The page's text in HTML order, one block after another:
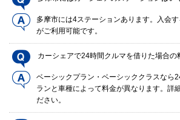
多摩市には4ステーションあります。入会
がご利用可能です。
カーシェアで24時間クルマを借りた場合の
ベーシックプラン・ベーシッククラスなら
ランと車種によって料金が異なります。詳
ださい。